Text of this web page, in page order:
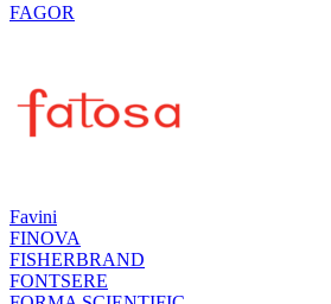
FAGOR
Favini
FINOVA
FISHERBRAND
FONTSERE